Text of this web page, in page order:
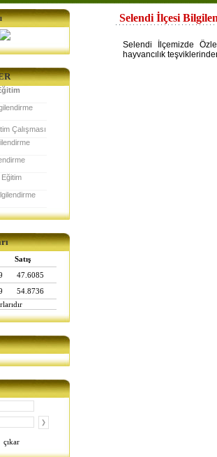
Çalışması
Eğitim
Satış
47.6085
54.8736
çıkar
Selendi İlçesi
Selendi İlçemizde
hayvancılık